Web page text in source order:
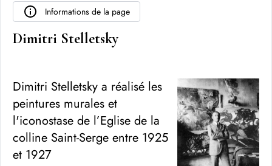
Informations de la page
Dimitri Stelletsky
Dimitri Stelletsky a réalisé les
peintures murales et
l'iconostase de l’Eglise de la
colline Saint-Serge entre 1925
et 1927